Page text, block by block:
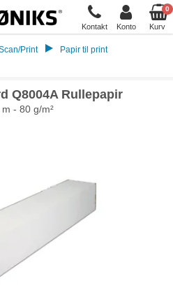
Kontakt Konto
0
Kurv
Print
Papir til print
Q8004A Rullepapir
- 80 g/m²